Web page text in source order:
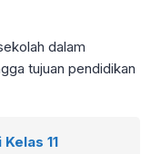
dalam
tujuan pendidikan
11